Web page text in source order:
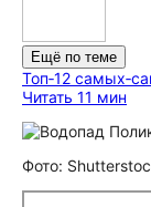
Ещё по теме
Топ‑12
Читать 11 мин
Фото: